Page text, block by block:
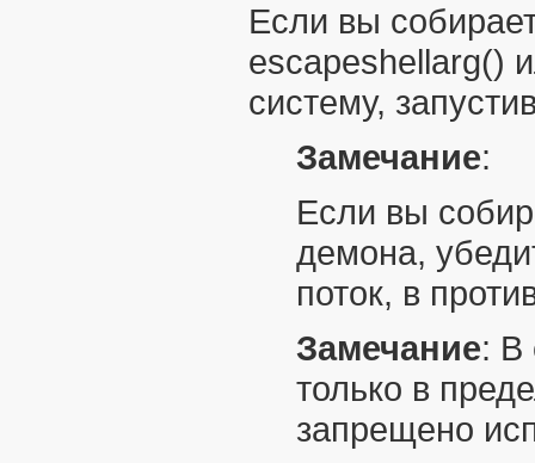
Если вы
escapeshellarg()
систему,
Замечание:
Если вы
демона,
поток, в
Замечание: В
только в
запрещено